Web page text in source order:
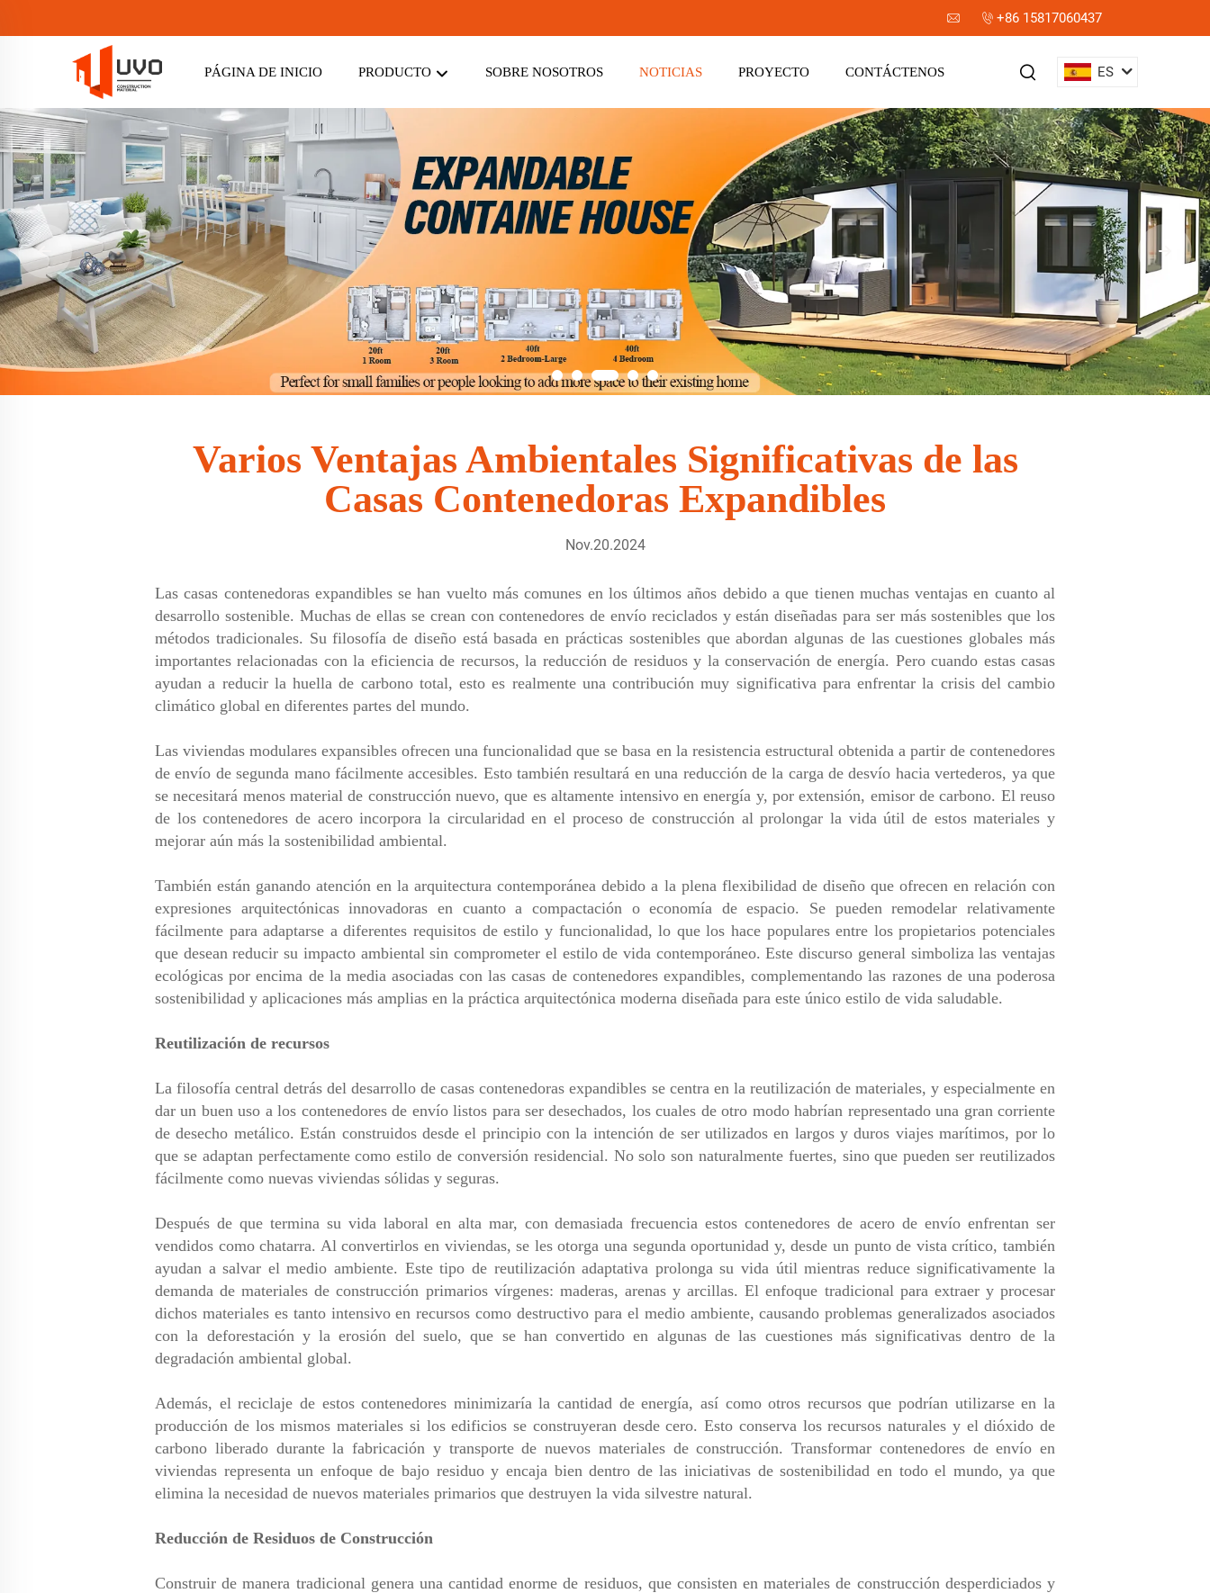
+86 15817060437
PÁGINA DE INICIO PRODUCTO SOBRE NOSOTROS NOTICIAS PROYECTO CONTÁCTENOS ES
Varios Ventajas Ambientales Significativas de las
Casas Contenedoras Expandibles
Nov.20.2024
Las casas contenedoras expandibles se han vuelto más comunes en los últimos años debido a que tienen muchas ventajas en cuanto al
desarrollo sostenible. Muchas de ellas se crean con contenedores de envío reciclados y están diseñadas para ser más sostenibles que los
métodos tradicionales. Su filosofía de diseño está basada en prácticas sostenibles que abordan algunas de las cuestiones globales más
importantes relacionadas con la eficiencia de recursos, la reducción de residuos y la conservación de energía. Pero cuando estas casas
ayudan a reducir la huella de carbono total, esto es realmente una contribución muy significativa para enfrentar la crisis del cambio
climático global en diferentes partes del mundo.
Las viviendas modulares expansibles ofrecen una funcionalidad que se basa en la resistencia estructural obtenida a partir de contenedores
de envío de segunda mano fácilmente accesibles. Esto también resultará en una reducción de la carga de desvío hacia vertederos, ya que
se necesitará menos material de construcción nuevo, que es altamente intensivo en energía y, por extensión, emisor de carbono. El reuso
de los contenedores de acero incorpora la circularidad en el proceso de construcción al prolongar la vida útil de estos materiales y
mejorar aún más la sostenibilidad ambiental.
También están ganando atención en la arquitectura contemporánea debido a la plena flexibilidad de diseño que ofrecen en relación con
expresiones arquitectónicas innovadoras en cuanto a compactación o economía de espacio. Se pueden remodelar relativamente
fácilmente para adaptarse a diferentes requisitos de estilo y funcionalidad, lo que los hace populares entre los propietarios potenciales
que desean reducir su impacto ambiental sin comprometer el estilo de vida contemporáneo. Este discurso general simboliza las ventajas
ecológicas por encima de la media asociadas con las casas de contenedores expandibles, complementando las razones de una poderosa
sostenibilidad y aplicaciones más amplias en la práctica arquitectónica moderna diseñada para este único estilo de vida saludable.
Reutilización de recursos
La filosofía central detrás del desarrollo de casas contenedoras expandibles se centra en la reutilización de materiales, y especialmente en
dar un buen uso a los contenedores de envío listos para ser desechados, los cuales de otro modo habrían representado una gran corriente
de desecho metálico. Están construidos desde el principio con la intención de ser utilizados en largos y duros viajes marítimos, por lo
que se adaptan perfectamente como estilo de conversión residencial. No solo son naturalmente fuertes, sino que pueden ser reutilizados
fácilmente como nuevas viviendas sólidas y seguras.
Después de que termina su vida laboral en alta mar, con demasiada frecuencia estos contenedores de acero de envío enfrentan ser
vendidos como chatarra. Al convertirlos en viviendas, se les otorga una segunda oportunidad y, desde un punto de vista crítico, también
ayudan a salvar el medio ambiente. Este tipo de reutilización adaptativa prolonga su vida útil mientras reduce significativamente la
demanda de materiales de construcción primarios vírgenes: maderas, arenas y arcillas. El enfoque tradicional para extraer y procesar
dichos materiales es tanto intensivo en recursos como destructivo para el medio ambiente, causando problemas generalizados asociados
con la deforestación y la erosión del suelo, que se han convertido en algunas de las cuestiones más significativas dentro de la
degradación ambiental global.
Además, el reciclaje de estos contenedores minimizaría la cantidad de energía, así como otros recursos que podrían utilizarse en la
producción de los mismos materiales si los edificios se construyeran desde cero. Esto conserva los recursos naturales y el dióxido de
carbono liberado durante la fabricación y transporte de nuevos materiales de construcción. Transformar contenedores de envío en
viviendas representa un enfoque de bajo residuo y encaja bien dentro de las iniciativas de sostenibilidad en todo el mundo, ya que
elimina la necesidad de nuevos materiales primarios que destruyen la vida silvestre natural.
Reducción de Residuos de Construcción
Construir de manera tradicional genera una cantidad enorme de residuos, que consisten en materiales de construcción desperdiciados y